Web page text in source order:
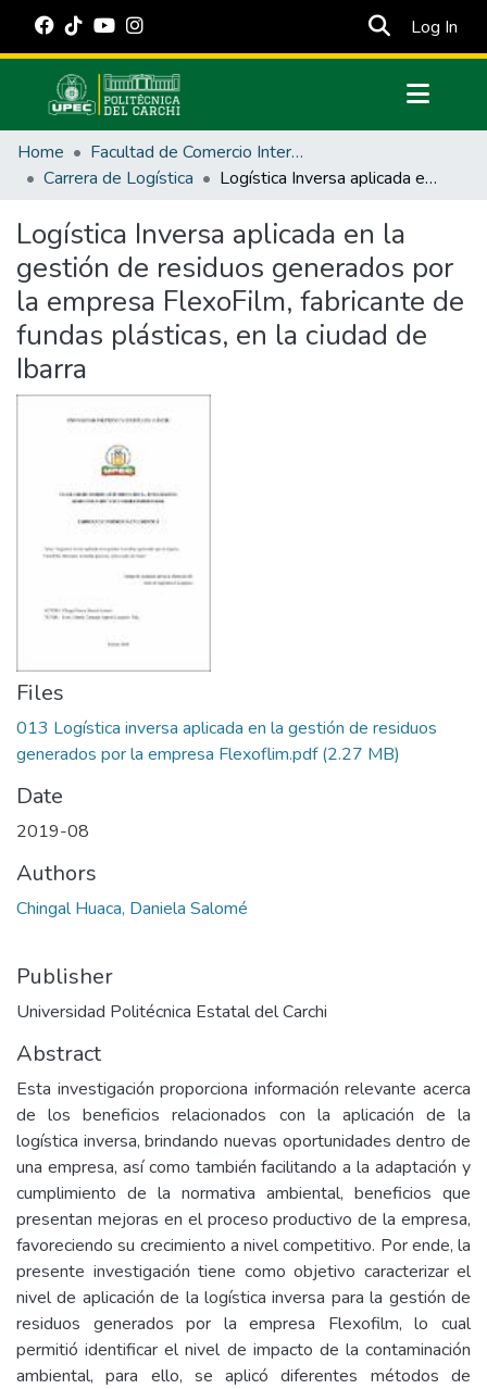
Log In
Communities & Collections
All of DSpace
Estadísticas Externas
Manuales
Home
Facultad de Comercio Internacional, Integración, Administración y Economía Empresarial
Carrera de Logística
Logística Inversa aplicada en la gestión de residuos generados por la empresa FlexoFilm, fabricante de fundas plásticas, en la ciudad de Ibarra
Logística Inversa aplicada en la
gestión de residuos generados por
la empresa FlexoFilm, fabricante de
fundas plásticas, en la ciudad de
Ibarra
Files
013 Logística inversa aplicada en la gestión de residuos
generados por la empresa Flexoflim.pdf(2.27 MB)
Date
2019-08
Authors
Chingal Huaca, Daniela Salomé
Publisher
Universidad Politécnica Estatal del Carchi
Abstract
Esta investigación proporciona información relevante acerca
de los beneficios relacionados con la aplicación de la
logística inversa, brindando nuevas oportunidades dentro de
una empresa, así como también facilitando a la adaptación y
cumplimiento de la normativa ambiental, beneficios que
presentan mejoras en el proceso productivo de la empresa,
favoreciendo su crecimiento a nivel competitivo. Por ende, la
presente investigación tiene como objetivo caracterizar el
nivel de aplicación de la logística inversa para la gestión de
residuos generados por la empresa Flexofilm, lo cual
permitió identificar el nivel de impacto de la contaminación
ambiental, para ello, se aplicó diferentes métodos de